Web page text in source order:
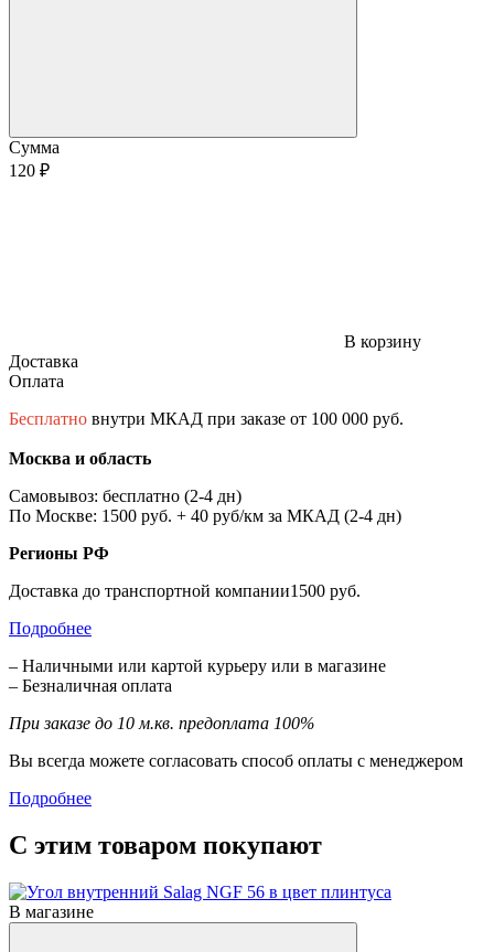
Сумма
120 ₽
В корзину
Доставка
Оплата
Бесплатно внутри МКАД при заказе от 100 000 руб.
Москва и область
Самовывоз: бесплатно (2-4 дн)
По Москве: 1500 руб. + 40 руб/км за МКАД (2-4 дн)
Регионы РФ
Доставка до транспортной компании1500 руб.
Подробнее
– Наличными или картой курьеру или в магазине
– Безналичная оплата
При заказе до 10 м.кв. предоплата 100%
Вы всегда можете согласовать способ оплаты с менеджером
Подробнее
С этим товаром покупают
В магазине